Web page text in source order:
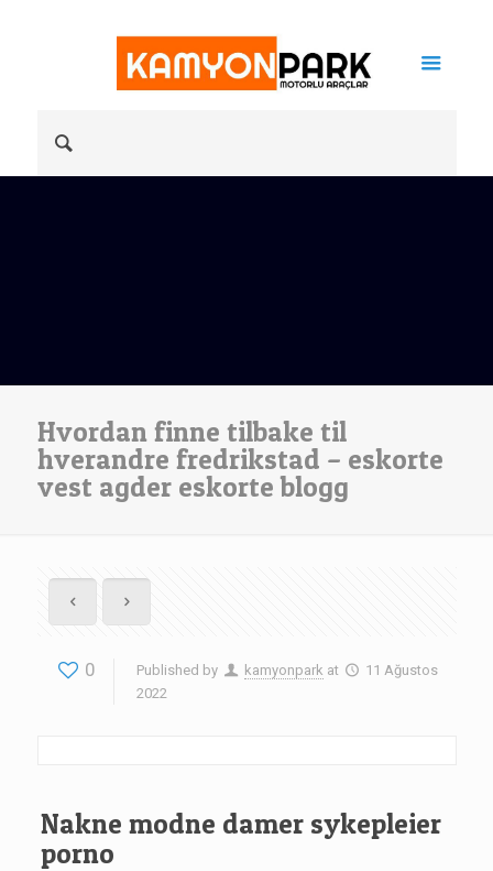
Hvordan finne tilbake til
hverandre fredrikstad – eskorte
vest agder eskorte blogg
0 Published by kamyonpark at
11 Ağustos
2022
Nakne modne damer sykepleier
porno